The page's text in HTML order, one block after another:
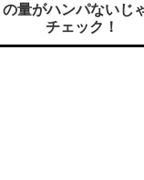
量がハンパないじ
チェック！